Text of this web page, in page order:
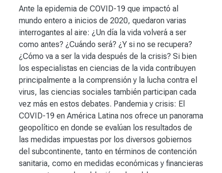
Ante la epidemia de COVID-19 que impactó al
mundo entero a inicios de 2020, quedaron varias
interrogantes al aire: ¿Un día la vida volverá a ser
como antes? ¿Cuándo será? ¿Y si no se recupera?
¿Cómo va a ser la vida después de la crisis? Si bien
los especialistas en ciencias de la vida contribuyen
principalmente a la comprensión y la lucha contra el
virus, las ciencias sociales también participan cada
vez más en estos debates. Pandemia y crisis: El
COVID-19 en América Latina nos ofrece un panorama
geopolítico en donde se evalúan los resultados de
las medidas impuestas por los diversos gobiernos
del subcontinente, tanto en términos de contención
sanitaria, como en medidas económicas y financieras